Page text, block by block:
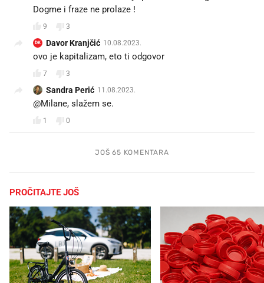
Dogme i fraze ne prolaze !
9 3
DK Davor Kranjčić 10.08.2023.
ovo je kapitalizam, eto ti odgovor
7 3
Sandra Perić 11.08.2023.
@Milane, slažem se.
1 0
JOŠ 65 KOMENTARA
PROČITAJTE JOŠ